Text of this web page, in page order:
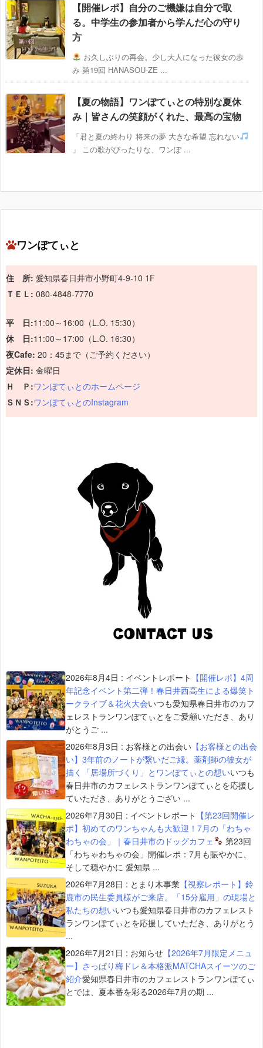
【開催レポ】自分のご機嫌は自分で取
る。中学生の参加者から学んだ心の守り
方
お久しぶりの再会。少し大人になった彼女の歩
み 第19回 HANASOU-ZE ...
【夏の物語】ワンぽてぃとの特別な夏休
み｜皆さんの笑顔がくれた、最高の宝物
「君と夏の終わり 将来の夢 大きな希望 忘れない
」 この歌がぴったりな、ワンぽ ...
ワンぽてぃと
住 所: 愛知県春日井市小野町4-9-10 1F
ＴＥＬ: 080-4848-7770
平 日:11:00～16:00（L.O. 15:30）
休 日:11:00～17:00（L.O. 16:30）
夜Cafe: 20：45まで（ご予約ください）
定休日: 金曜日
Ｈ Ｐ:ワンぽてぃとのホームページ
ＳＮＳ:ワンぽてぃとのInstagram
2026年8月4日 : イベントレポート 【開催レポ】4周
年記念イベント第二弾！春日井西高生による爆笑ト
ークライブ＆花火大会いつも愛知県春日井市のカフ
ェレストランワンぽてぃとをご愛顧いただき、あり
がとうご ...
2026年8月3日 : お客様との出会い 【お客様との出会
い】3年前のノートが繋いだご縁。薬剤師の彼女が
描く「居場所づくり」とワンぽてぃとの想いいつも
春日井市のカフェレストランワンぽてぃとを応援し
ていただき、ありがとうござい ...
2026年7月30日 : イベントレポート 【第23回開催レ
ポ】初めてのワンちゃんも大歓迎！7月の「わちゃ
わちゃの会」｜春日井市のドッグカフェ
第23回
「わちゃわちゃの会」開催レポ：7月も賑やかに、
そして穏やかに 愛知県 ...
2026年7月28日 : とまり木事業 【視察レポート】鈴
鹿市の民生委員様がご来店。「15分雇用」の現場と
私たちの想いいつも愛知県春日井市のカフェレスト
ランワンぽてぃとを応援していただき、ありがとう
...
2026年7月21日 : お知らせ 【2026年7月限定メニュ
ー】さっぱり梅ドレ＆本格派MATCHAスイーツのご
紹介愛知県春日井市のカフェレストランワンぽてぃ
とでは、夏本番を彩る2026年7月の期 ...